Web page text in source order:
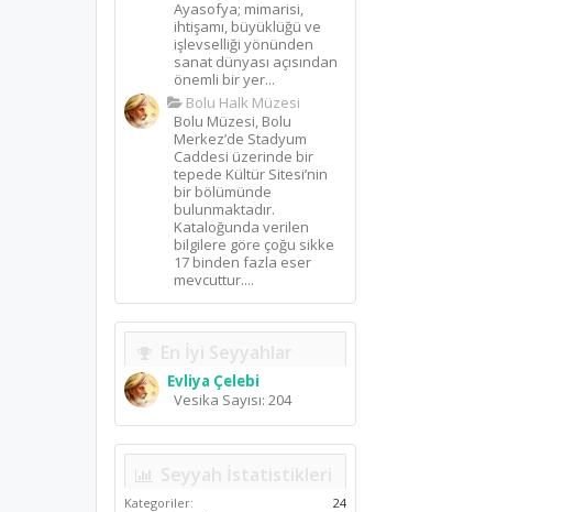
Ayasofya; mimarisi,
ihtişamı, büyüklüğü ve
işlevselliği yönünden
sanat dünyası açısından
önemli bir yer...
Bolu Halk Müzesi
Bolu Müzesi, Bolu
Merkez’de Stadyum
Caddesi üzerinde bir
tepede Kültür Sitesi’nin
bir bölümünde
bulunmaktadır.
Kataloğunda verilen
bilgilere göre çoğu sikke
17 binden fazla eser
mevcuttur....
En İyi Seyyahlar
Evliya Çelebi
Vesika Sayısı: 204
Seyyah İstatistikleri
Kategoriler:
24